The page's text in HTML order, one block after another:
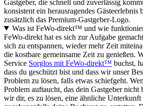
Gastgeber, die schnell und zuverlässig
konsistent ein herausragendes Gästeerlebnis
zusätzlich das Premium-Gastgeber-Logo.
Was ist FeWo-direkt™ und wie
FeWo-direkt hat es sich zur Aufgabe
sich zu entspannen, wieder mehr Zeit
die kostbare gemeinsame Zeit zu genießen.
Service Sorglos mit FeWo-direkt™ buchst,
dass du geschützt bist und dass wir unser
Problem zu lösen, falls etwas schiefgeht.
Problem auftaucht, das dein Gastgeber nicht
wir dir, es zu lösen, eine ähnliche